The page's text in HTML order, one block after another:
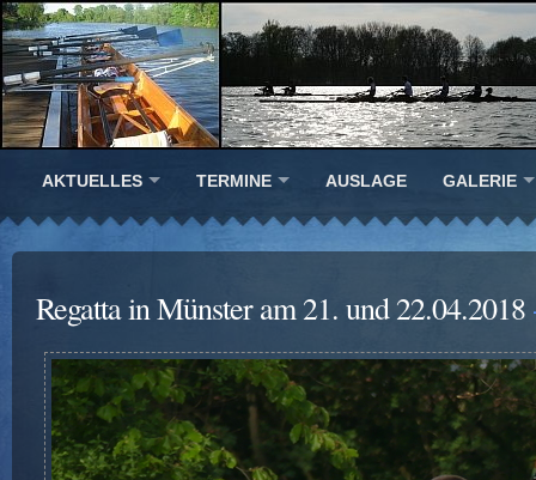
AKTUELLES TERMINE AUSLAGE GALERIE
Regatta in Münster am 21. und 22.04.2018